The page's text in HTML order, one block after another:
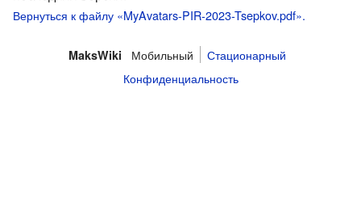
Вернуться к файлу «MyAvatars-PIR-2023-Tsepkov.pdf».
MaksWiki Мобильный
Стационарный
Конфиденциальность